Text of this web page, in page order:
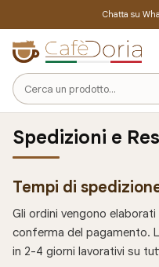
Chatta su
Cerca
un
prodotto
Spedizioni e
Tempi di
Gli ordini vengono
conferma del pagamento.
in 2-4 giorni lavorativi su